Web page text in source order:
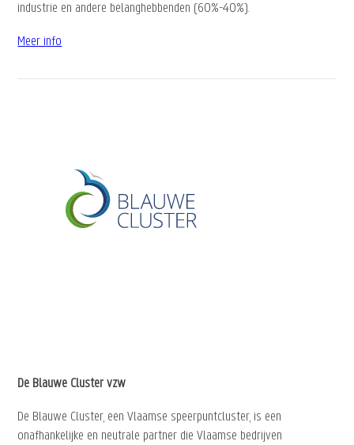
industrie en andere belanghebbenden (60%-40%).
Meer info
De Blauwe Cluster vzw
De Blauwe Cluster, een Vlaamse speerpuntcluster, is een
onafhankelijke en neutrale partner die Vlaamse bedrijven